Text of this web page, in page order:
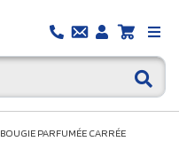
BOUGIE PARFUMÉE CARRÉE